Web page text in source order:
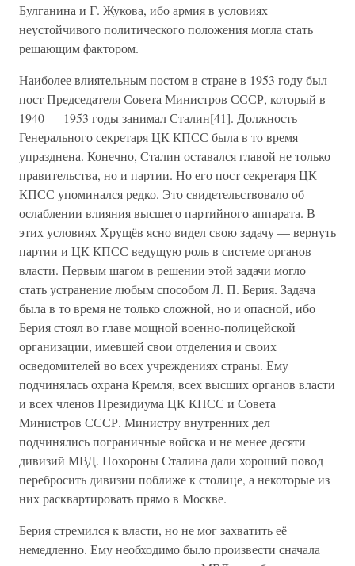
Булганина и Г. Жукова, ибо армия в условиях
неустойчивого политического положения могла стать
решающим фактором.
Наиболее влиятельным постом в стране в 1953 году был
пост Председателя Совета Министров СССР, который в
1940 — 1953 годы занимал Сталин[41]. Должность
Генерального секретаря ЦК КПСС была в то время
упразднена. Конечно, Сталин оставался главой не только
правительства, но и партии. Но его пост секретаря ЦК
КПСС упоминался редко. Это свидетельствовало об
ослаблении влияния высшего партийного аппарата. В
этих условиях Хрущёв ясно видел свою задачу — вернуть
партии и ЦК КПСС ведущую роль в системе органов
власти. Первым шагом в решении этой задачи могло
стать устранение любым способом Л. П. Берия. Задача
была в то время не только сложной, но и опасной, ибо
Берия стоял во главе мощной военно-полицейской
организации, имевшей свои отделения и своих
осведомителей во всех учреждениях страны. Ему
подчинялась охрана Кремля, всех высших органов власти
и всех членов Президиума ЦК КПСС и Совета
Министров СССР. Министру внутренних дел
подчинялись пограничные войска и не менее десяти
дивизий МВД. Похороны Сталина дали хороший повод
перебросить дивизии поближе к столице, а некоторые из
них расквартировать прямо в Москве.
Берия стремился к власти, но не мог захватить её
немедленно. Ему необходимо было произвести сначала